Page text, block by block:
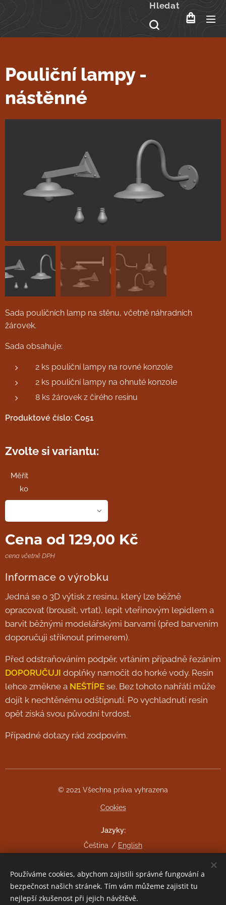
Hledat
Pouliční lampy -
nástěnné
Sada pouličních lamp na stěnu, včetně náhradních
žárovek.
Sada obsahuje:
2 ks pouliční lampy na rovné konzole
2 ks pouliční lampy na ohnuté konzole
8 ks žárovek z čirého resinu
Produktové číslo: C051
Zvolte si variantu:
Měřít
ko
Cena od 129,00 Kč
cena včetně DPH
Informace o výrobku
Jedná se o 3D výtisk z resinu, který lze běžně
opracovat (brousit, vrtat), lepit vteřinovým lepidlem a
barvit běžnými modelářskými barvami (před barvením
doporučuji stříknout primerem).
Před odstraňováním podpěr, vrtáním případně řezáním
DOPORUČUJI doplňky namočit do horké vody. Resin
lehce změkne a NEŠTÍPE se. Bez tohoto nahřátí může
dojít k nechtěnému odštípnutí. Po vychladnutí resin
opět získá svou původní tvrdost.
Případné dotazy rád zodpovím.
© 2021 Všechna práva vyhrazena
Cookies
Jazyky
Čeština
English
CZK Kč
EUR €
Používáme cookies, abychom zajistili správné fungování a
bezpečnost našich stránek. Tím vám můžeme zajistit tu
nejlepší zkušenost při jejich návštěvě.